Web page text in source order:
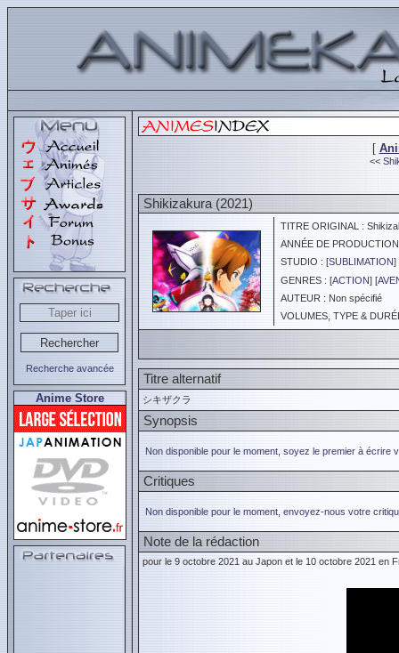
Recherche avancée
Anime Store
[
<<
Shikizakura (2021)
TITRE ORIGINAL :
ANNÉE DE
STUDIO : [SUBLIMATION]
GENRES : [ACTION] [
AUTEUR : Non spécifié
VOLUMES, TYPE &
Titre alternatif
シキザクラ
Synopsis
Non disponible pour le moment, soyez le premier à écrire
Critiques
Non disponible pour le moment, envoyez-nous votre
Note de la rédaction
pour le 9 octobre 2021 au Japon et le 10 octobre 2021 en